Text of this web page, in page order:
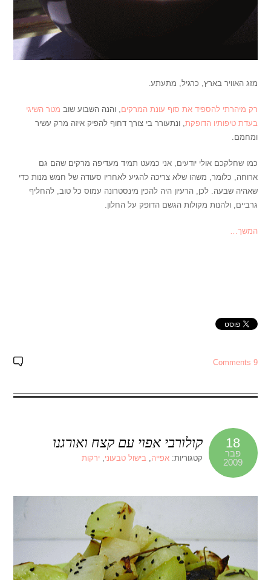
מזג האוויר בארץ, כרגיל, מתעתע.
רק מיהרתי להספיד את סוף עונת המרקים , והנה השבוע שוב מטר השיגי
בעדת טיפותיו הדופקת , ונתעורר בי צורך דחוף להפיק איזה מרק עשיר
ומחמם.
כמו שחלקכם אולי יודעים, אני כמעט תמיד מעדיפה מרקים שהם גם
ארוחה, כלומר, משהו שלא צריכה להגיע לאחריו סעודה של חמש מנות כדי
שאהיה שבעה.לכן, הרעיון היה להכין מינסטרונה עמוס כל טוב, להחליף
גרביים, ולהנות מקולות הגשם הדופק על החלון.
המשך…
9 Comments
18
פבר
2009
קולורבי אפוי עם קצח ואורגנו
קטגוריות:אפייה בישול טבעוני ,ירקות